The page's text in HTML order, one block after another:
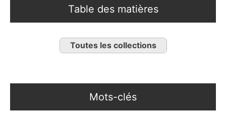
Table des matières
Toutes les collections
Mots-clés